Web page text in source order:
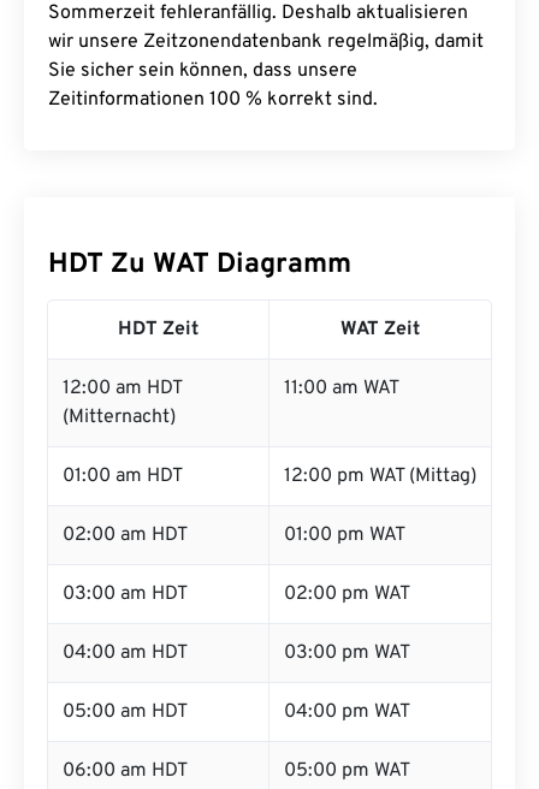
Sommerzeit fehleranfällig. Deshalb aktualisieren
wir unsere Zeitzonendatenbank regelmäßig, damit
Sie sicher sein können, dass unsere
Zeitinformationen 100 % korrekt sind.
HDT Zu WAT Diagramm
HDT Zeit WAT Zeit
12:00 am HDT
(Mitternacht)
11:00 am WAT
01:00 am HDT 12:00 pm WAT (Mittag)
02:00 am HDT 01:00 pm WAT
03:00 am HDT 02:00 pm WAT
04:00 am HDT 03:00 pm WAT
05:00 am HDT 04:00 pm WAT
06:00 am HDT 05:00 pm WAT